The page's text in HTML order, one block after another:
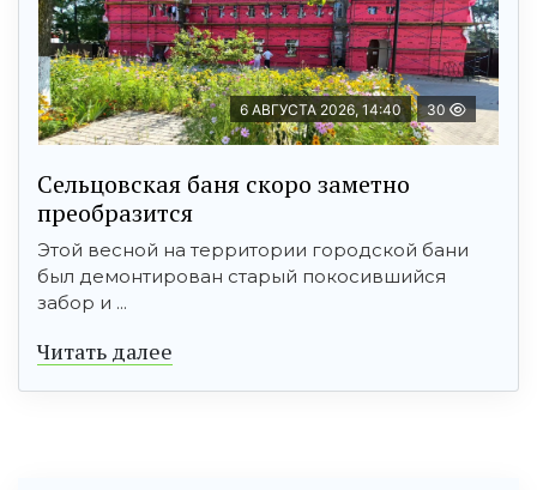
6 АВГУСТА 2026, 14:40 30
Сельцовская баня скоро заметно
преобразится
Этой весной на территории городской бани
был демонтирован старый покосившийся
забор и ...
Читать далее